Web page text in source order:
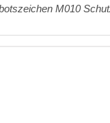
M010